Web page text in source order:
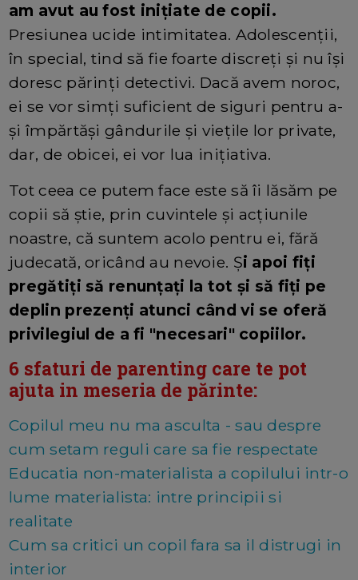
am avut au fost inițiate de copii.
Presiunea ucide intimitatea. Adolescenții,
în special, tind să fie foarte discreți și nu își
doresc părinți detectivi. Dacă avem noroc,
ei se vor simți suficient de siguri pentru a-
și împărtăși gândurile și viețile lor private,
dar, de obicei, ei vor lua iniţiativa.
Tot ceea ce putem face este să îi lăsăm pe
copii să știe, prin cuvintele și acțiunile
noastre, că suntem acolo pentru ei, fără
judecată, oricând au nevoie. Și apoi fiți
pregătiți să renunțați la tot și să fiți pe
deplin prezenți atunci când vi se oferă
privilegiul de a fi "necesari" copiilor.
6 sfaturi de parenting care te pot
ajuta in meseria de părinte:
Copilul meu nu ma asculta - sau despre
cum setam reguli care sa fie respectate
Educatia non-materialista a copilului intr-o
lume materialista: intre principii si
realitate
Cum sa critici un copil fara sa il distrugi in
interior